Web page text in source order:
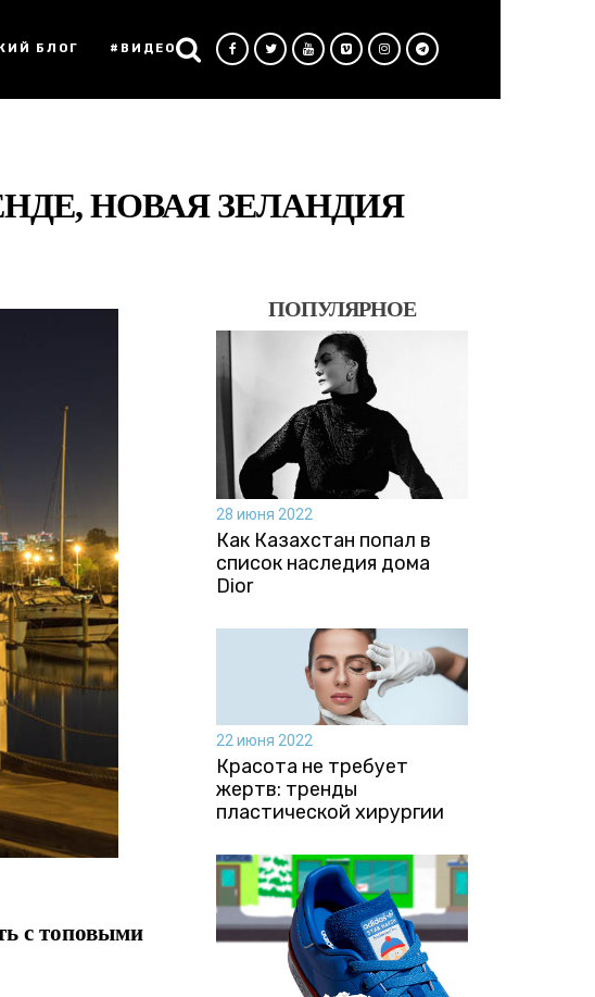
БЛОГ #ВИДЕО
НОВАЯ ЗЕЛАНДИЯ
с топовыми
ПОПУЛЯРНОЕ
28 июня 2022
Как Казахстан попал в
список наследия дома
Dior
22 июня 2022
Красота не требует
жертв: тренды
пластической хирургии